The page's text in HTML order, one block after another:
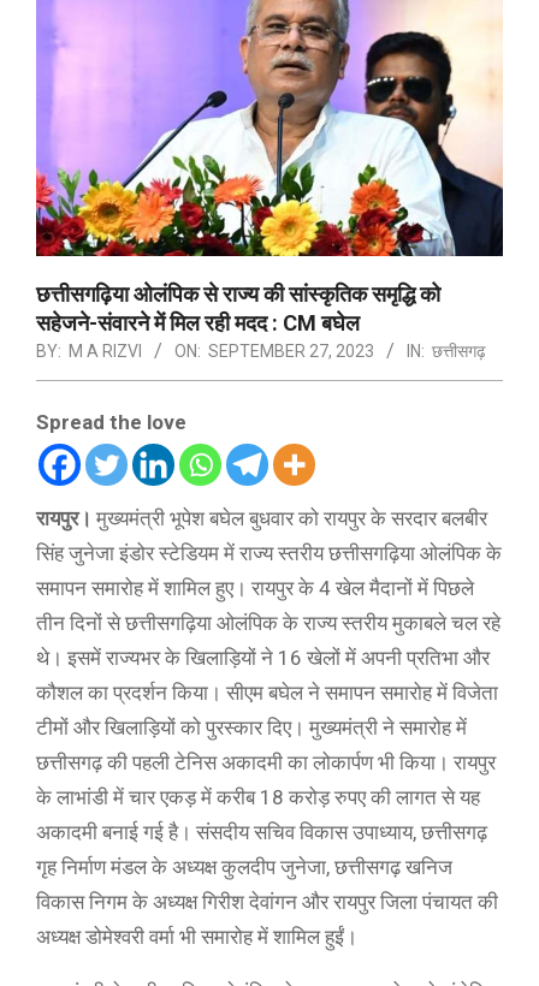
छत्तीसगढ़िया ओलंपिक से राज्य की सांस्कृतिक समृद्धि को
सहेजने-संवारने में मिल रही मदद : CM बघेल
BY: M A RIZVI ON: SEPTEMBER 27, 2023 IN: छत्तीसगढ़
Spread the love
रायपुर। मुख्यमंत्री भूपेश बघेल बुधवार को रायपुर के सरदार बलबीर
सिंह जुनेजा इंडोर स्टेडियम में राज्य स्तरीय छत्तीसगढ़िया ओलंपिक के
समापन समारोह में शामिल हुए। रायपुर के 4 खेल मैदानों में पिछले
तीन दिनों से छत्तीसगढ़िया ओलंपिक के राज्य स्तरीय मुकाबले चल रहे
थे। इसमें राज्यभर के खिलाड़ियों ने 16 खेलों में अपनी प्रतिभा और
कौशल का प्रदर्शन किया। सीएम बघेल ने समापन समारोह में विजेता
टीमों और खिलाड़ियों को पुरस्कार दिए। मुख्यमंत्री ने समारोह में
छत्तीसगढ़ की पहली टेनिस अकादमी का लोकार्पण भी किया। रायपुर
के लाभांडी में चार एकड़ में करीब 18 करोड़ रुपए की लागत से यह
अकादमी बनाई गई है। संसदीय सचिव विकास उपाध्याय, छत्तीसगढ़
गृह निर्माण मंडल के अध्यक्ष कुलदीप जुनेजा, छत्तीसगढ़ खनिज
विकास निगम के अध्यक्ष गिरीश देवांगन और रायपुर जिला पंचायत की
अध्यक्ष डोमेश्वरी वर्मा भी समारोह में शामिल हुईं।